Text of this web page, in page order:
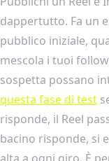
dappertutto. Fa un
pubblico iniziale,
mescola i tuoi
sospetta possano
questa fase di test
risponde, il Reel
bacino risponde, si